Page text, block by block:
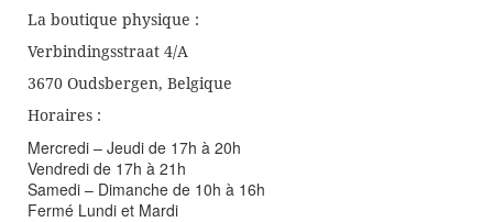
La boutique physique :
Verbindingsstraat 4/A
3670 Oudsbergen, Belgique
Horaires :
Mercredi – Jeudi de 17h à 20h
Vendredi de 17h à 21h
Samedi – Dimanche de 10h à 16h
Fermé Lundi et Mardi